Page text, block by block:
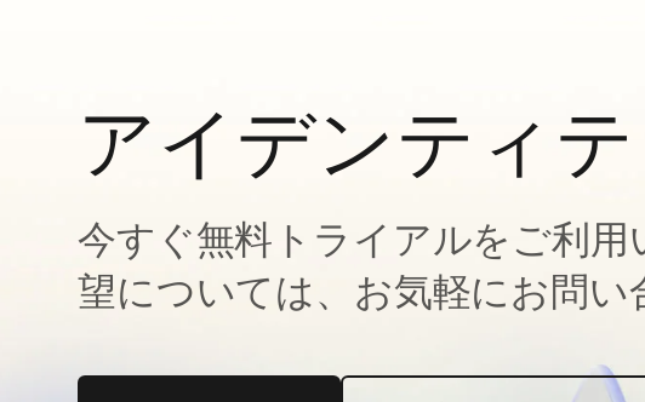
アイデンティ
今すぐ無料トライアルをご利
望については、お気軽にお問い